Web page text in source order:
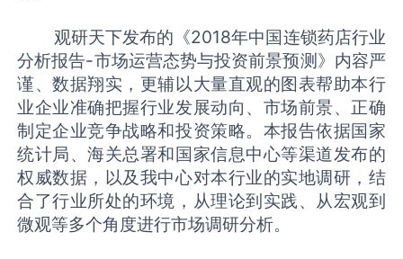
观研天下发布的《2018年中国连锁药店行业
分析报告-市场运营态势与投资前景预测》内容严
谨、数据翔实，更辅以大量直观的图表帮助本行
业企业准确把握行业发展动向、市场前景、正确
制定企业竞争战略和投资策略。本报告依据国家
统计局、海关总署和国家信息中心等渠道发布的
权威数据，以及我中心对本行业的实地调研，结
合了行业所处的环境，从理论到实践、从宏观到
微观等多个角度进行市场调研分析。